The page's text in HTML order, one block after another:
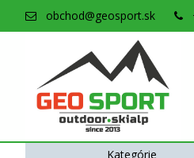
obchod@geosport.sk
Kategórie